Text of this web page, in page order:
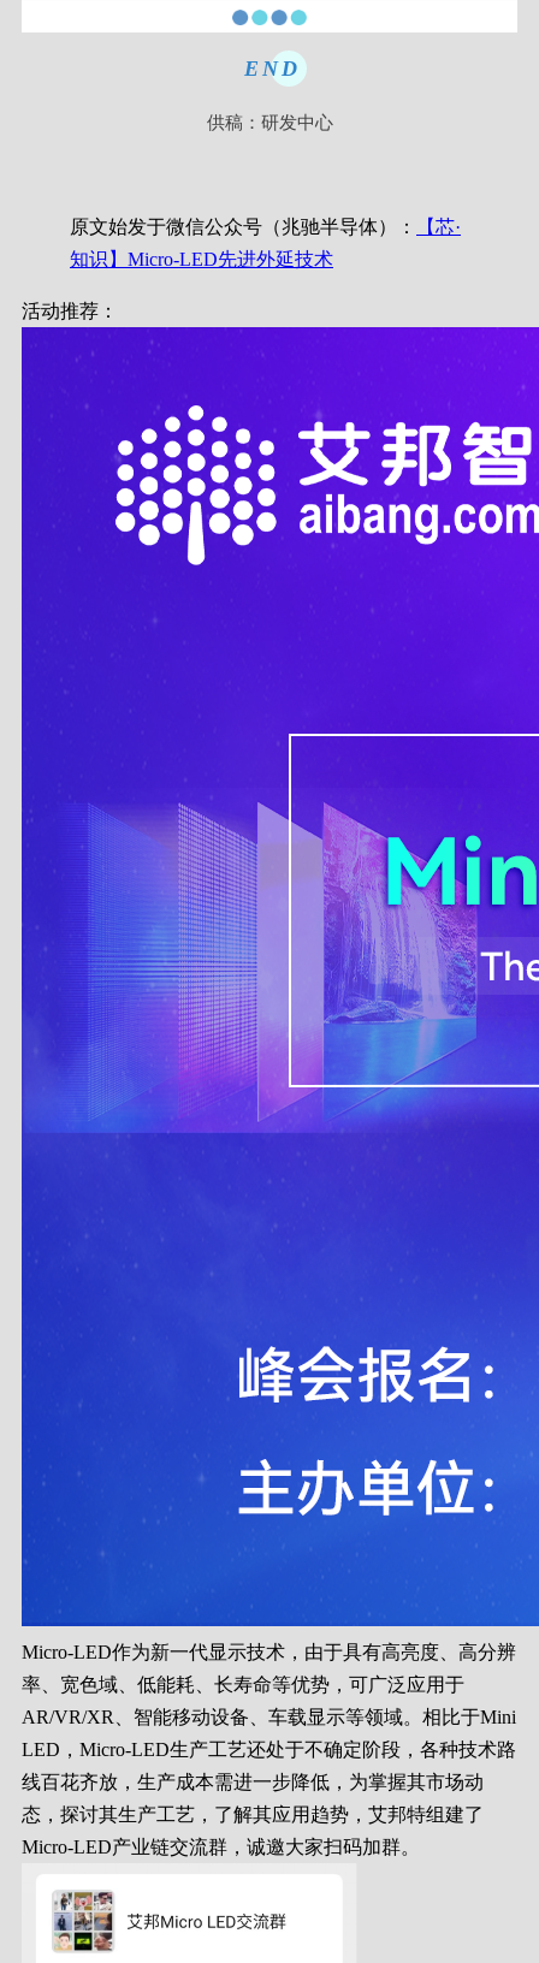
END
供稿：研发中心
原文始发于微信公众号（兆驰半导体）：
【芯·
知识】Micro-LED先进外延技术
活动推荐：
Micro-LED作为新一代显示技术，由于具有高亮度、高分辨
率、宽色域、低能耗、长寿命等优势，可广泛应用于
AR/VR/XR、智能移动设备、车载显示等领域。相比于Mini
LED，Micro-LED生产工艺还处于不确定阶段，各种技术路
线百花齐放，生产成本需进一步降低，为掌握其市场动
态，探讨其生产工艺，了解其应用趋势，艾邦特组建了
Micro-LED产业链交流群，诚邀大家扫码加群。